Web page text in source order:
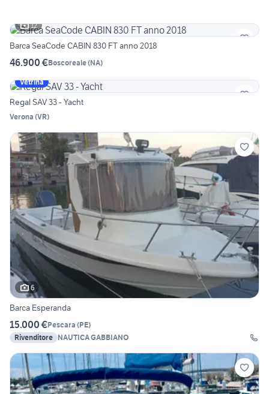
12
Barca SeaCode CABIN 830 FT anno 2018
46.900 €Boscoreale(NA)
Vetrina
Regal SAV 33 - Yacht
Verona (VR)
6
Barca Esperanda
15.000 €Pescara (PE)
Rivenditore NAUTICA GABBIANO